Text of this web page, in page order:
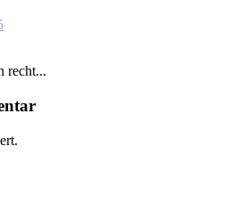
recht...